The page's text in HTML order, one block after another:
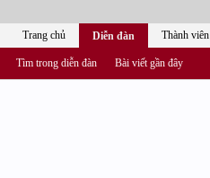
Trang chủ Diễn đàn
Tìm trong diễn đàn Bài viết gần đây
Thành viên